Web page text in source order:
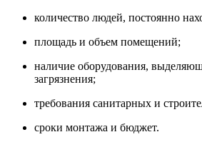
количество людей, постоянно
площадь и объем помещений;
наличие оборудования,
загрязнения;
требования санитарных и
сроки монтажа и бюджет.